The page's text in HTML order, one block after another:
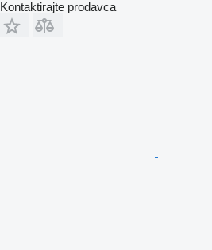
Kontaktirajte prodavca